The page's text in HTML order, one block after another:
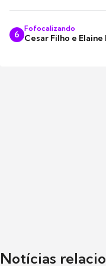
6
Fofocalizando
Cesar Filho e
Notícias